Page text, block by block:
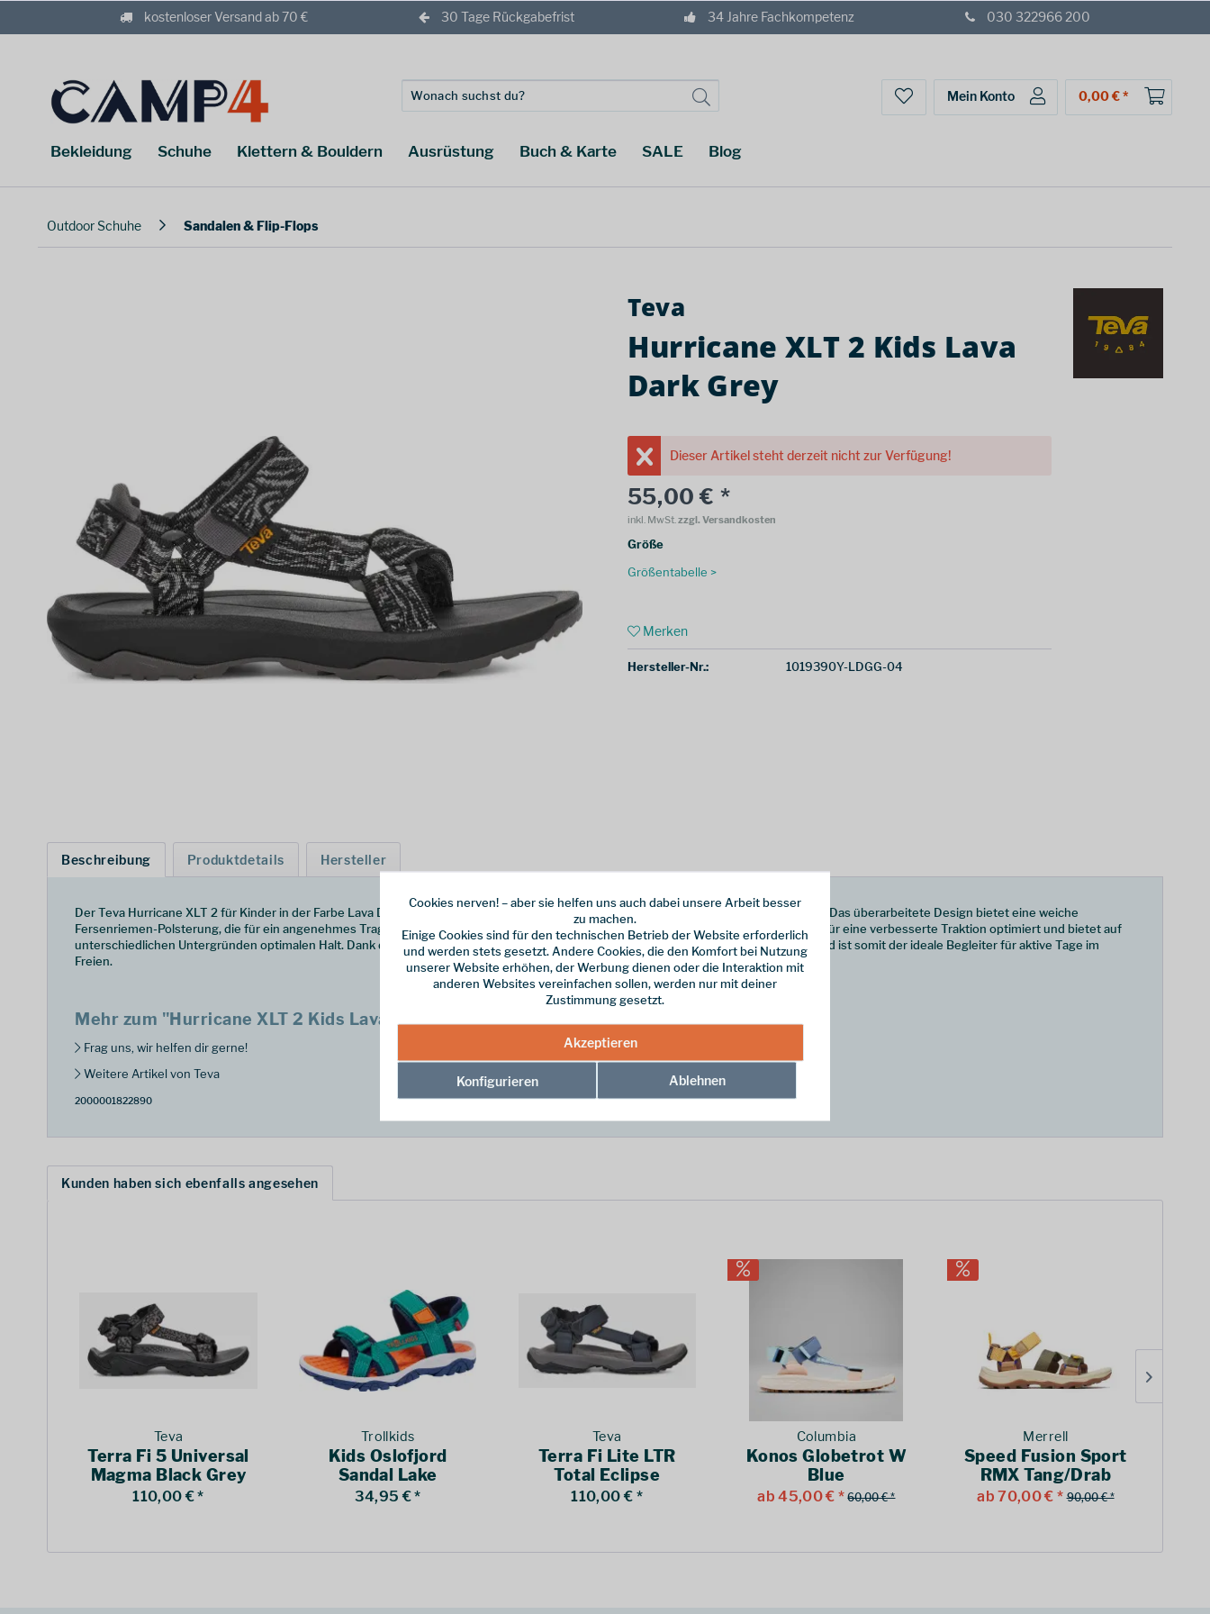
kostenloser Versand ab 70 € 30 Tage Rückgabefrist 34 Jahre Fachkompetenz 030 322966 200
Mein Konto 0,00 € *
Bekleidung Schuhe Klettern & Bouldern Ausrüstung Buch & Karte SALE Blog
Outdoor Schuhe Sandalen & Flip-Flops
Teva
Hurricane XLT 2 Kids Lava
Dark Grey
Dieser Artikel steht derzeit nicht zur Verfügung!
55,00 € *
inkl. MwSt.zzgl. Versandkosten
Größe
Größentabelle >
Merken
Hersteller-Nr.: 1019390Y-LDGG-04
Beschreibung Produktdetails Hersteller
Der Teva Hurricane XLT 2 für Kinder in der Farbe Lava Dark Grey kombiniert bewährte Strapazierfähigkeit mit modernem Tragekomfort. Das überarbeitete Design bietet eine weiche
Fersenriemen-Polsterung, die für ein angenehmes Tragegefühl sorgt und Druckstellen aktiv vorbeugt. Die robuste Außensohle wurde für eine verbesserte Traktion optimiert und bietet auf
unterschiedlichen Untergründen optimalen Halt. Dank der praktischen Riemenkonstruktion lässt sich der Schuh individuell anpassen und ist somit der ideale Begleiter für aktive Tage im
Freien.
Mehr zum "Hurricane XLT 2 Kids Lava Dark Grey"
Frag uns, wir helfen dir gerne!
Weitere Artikel von Teva
2000001822890
Kunden haben sich ebenfalls angesehen
Teva
Terra Fi 5 Universal
Magma Black Grey
110,00 € *
Trollkids
Kids Oslofjord
Sandal Lake
Blue/Bright Orange
34,95 € *
Teva
Terra Fi Lite LTR
Total Eclipse
110,00 € *
Columbia
Konos Globetrot W
Blue
ab 45,00 € * 60,00 € *
Merrell
Speed Fusion Sport
RMX Tang/Drab
ab 70,00 € * 90,00 € *
Cookies nerven! – aber sie helfen uns auch dabei unsere Arbeit besser
zu machen.
Einige Cookies sind für den technischen Betrieb der Website erforderlich
und werden stets gesetzt. Andere Cookies, die den Komfort bei Nutzung
unserer Website erhöhen, der Werbung dienen oder die Interaktion mit
anderen Websites vereinfachen sollen, werden nur mit deiner
Zustimmung gesetzt.
Akzeptieren
Konfigurieren Ablehnen